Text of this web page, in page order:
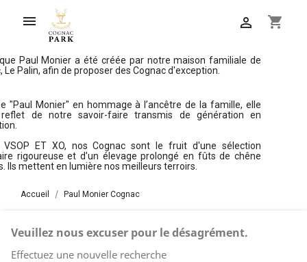
 shopping_cart

Paul Monier a été créée par notre maison familiale de
Le Palin, afin de proposer des Cognac d'exception.
"Paul Monier" en hommage à l’ancêtre de la famille, elle
de notre savoir-faire transmis de génération en
VSOP ET XO, nos Cognac sont le fruit d'une sélection
rigoureuse et d'un élevage prolongé en fûts de chêne
Ils mettent en lumière nos meilleurs terroirs.
Accueil Paul Monier Cognac
Veuillez nous excuser pour le désagrément.
Effectuez une nouvelle recherche